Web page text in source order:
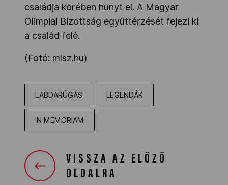
családja körében hunyt el. A Magyar
Olimpiai Bizottság együttérzését fejezi ki
a család felé.
(Fotó: mlsz.hu)
LABDARÚGÁS LEGENDÁK
IN MEMORIAM
VISSZA AZ ELŐZŐ
OLDALRA